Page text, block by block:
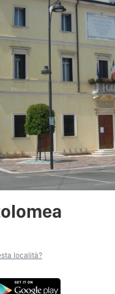
località?